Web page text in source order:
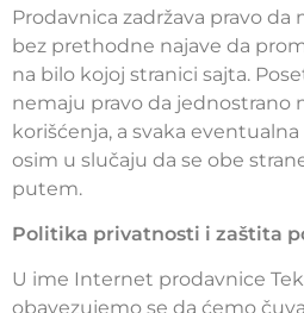
Prodavnica zadržava pravo da
bez prethodne najave da
na bilo kojoj stranici sajta.
nemaju pravo da jednostrano
korišćenja, a svaka
osim u slučaju da se obe
putem.
Politika privatnosti i zaštita
U ime Internet prodavnice
obavezujemo se da ćemo